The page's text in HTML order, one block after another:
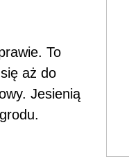
To
aż do
Jesienią